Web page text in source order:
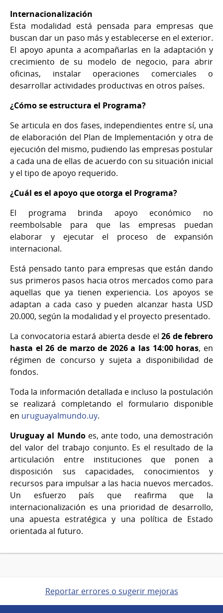
Internacionalización
Esta modalidad está pensada para empresas que
buscan dar un paso más y establecerse en el exterior.
El apoyo apunta a acompañarlas en la adaptación y
crecimiento de su modelo de negocio, para abrir
oficinas, instalar operaciones comerciales o
desarrollar actividades productivas en otros países.
¿Cómo se estructura el Programa?
Se articula en dos fases, independientes entre sí, una
de elaboración del Plan de Implementación y otra de
ejecución del mismo, pudiendo las empresas postular
a cada una de ellas de acuerdo con su situación inicial
y el tipo de apoyo requerido.
¿Cuál es el apoyo que otorga el Programa?
El programa brinda apoyo económico no
reembolsable para que las empresas puedan
elaborar y ejecutar el proceso de expansión
internacional.
Está pensado tanto para empresas que están dando
sus primeros pasos hacia otros mercados como para
aquellas que ya tienen experiencia. Los apoyos se
adaptan a cada caso y pueden alcanzar hasta USD
20.000, según la modalidad y el proyecto presentado.
La convocatoria estará abierta desde el 26 de febrero
hasta el 26 de marzo de 2026 a las 14:00 horas, en
régimen de concurso y sujeta a disponibilidad de
fondos.
Toda la información detallada e incluso la postulación
se realizará completando el formulario disponible
en uruguayalmundo.uy.
Uruguay al Mundoes, ante todo, una demostración
del valor del trabajo conjunto. Es el resultado de la
articulación entre instituciones que ponen a
disposición sus capacidades, conocimientos y
recursos para impulsar a las hacia nuevos mercados.
Un esfuerzo país que reafirma que la
internacionalización es una prioridad de desarrollo,
una apuesta estratégica y una política de Estado
orientada al futuro.
Reportar errores o sugerir mejoras